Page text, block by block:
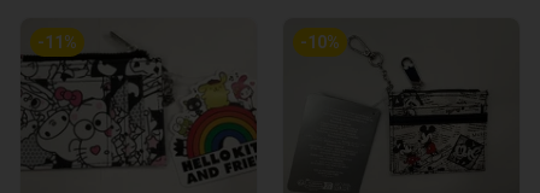
-11 % -10%